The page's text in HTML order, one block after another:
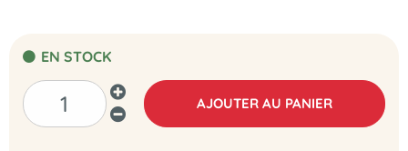
EN STOCK
AJOUTER AU PANIER